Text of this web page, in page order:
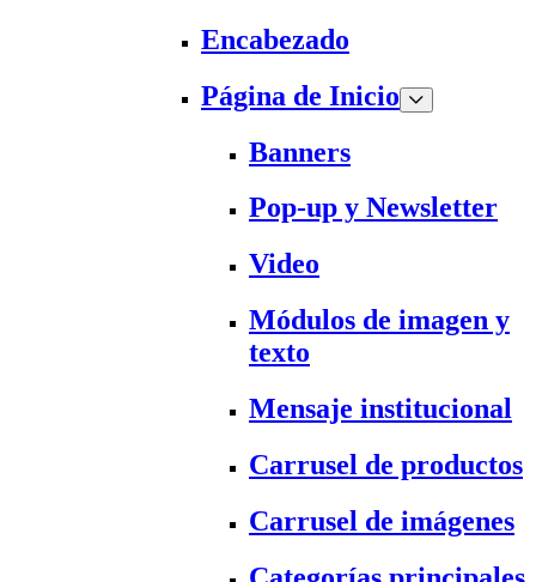
Encabezado
Página de Inicio
Banners
Pop-up y Newsletter
Video
Módulos de imagen y
texto
Mensaje institucional
Carrusel de productos
Carrusel de imágenes